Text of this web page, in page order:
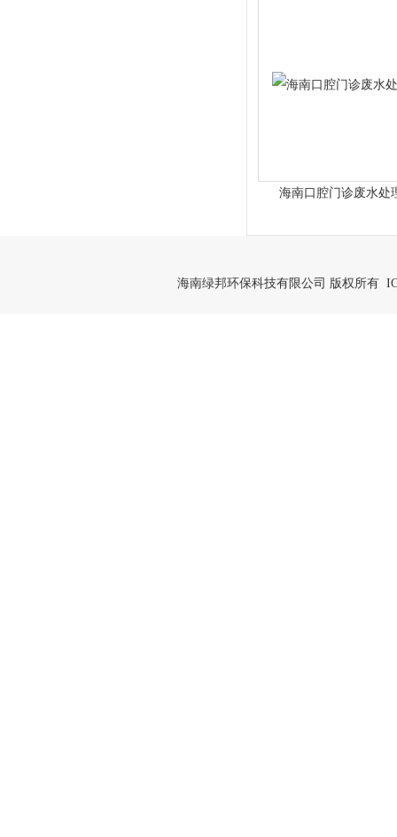
海南口腔门诊废水处
海南绿邦环保科技有限公司 版权所有